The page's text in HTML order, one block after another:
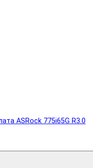
ASRock 775i65G R3.0